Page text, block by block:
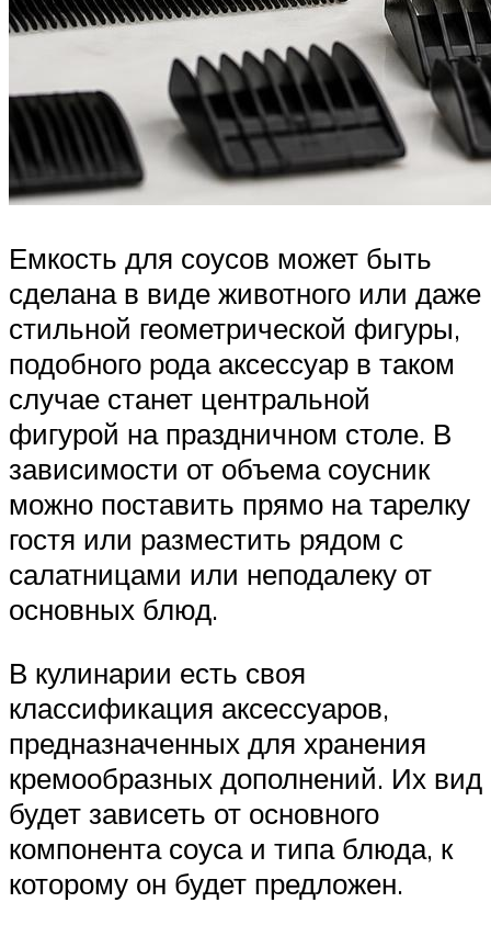
Емкость для соусов может быть
сделана в виде животного или даже
стильной геометрической фигуры,
подобного рода аксессуар в таком
случае станет центральной
фигурой на праздничном столе. В
зависимости от объема соусник
можно поставить прямо на тарелку
гостя или разместить рядом с
салатницами или неподалеку от
основных блюд.
В кулинарии есть своя
классификация аксессуаров,
предназначенных для хранения
кремообразных дополнений. Их вид
будет зависеть от основного
компонента соуса и типа блюда, к
которому он будет предложен.